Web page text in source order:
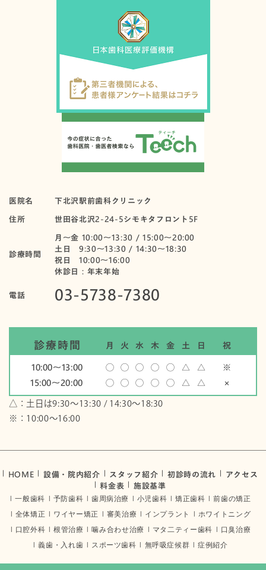
医院名
下北沢駅前歯科クリニック
住所
世田谷北沢2-24-5シモキタフロント5F
診療時間
月〜金 10:00～13:30 / 15:00～20:00
土日 9:30～13:30 / 14:30～18:30
祝日 10:00〜16:00
休診日：年末年始
電話 03-5738-7380
診療時間 月 火 水 木 金 土 日
祝
10:00〜13:00
◯ ◯ ◯ ◯ ◯ △ △
※
15:00〜20:00
◯ ◯ ◯ ◯ ◯ △ △ ×
△：土日は9:30～13:30 / 14:30～18:30
※：10:00〜16:00
HOME 設備・院内紹介 スタッフ紹介 初診時の流れ
アクセス
料金表
施設基準
一般歯科 予防歯科 歯周病治療 小児歯科 矯正歯科
前歯の矯正
全体矯正
ワイヤー矯正 審美治療 インプラント
ホワイトニング
口腔外科
根管治療 噛み合わせ治療 マタ二ティー歯科
口臭治療
義歯・入れ歯
スポーツ歯科 無呼吸症候群 症例紹介